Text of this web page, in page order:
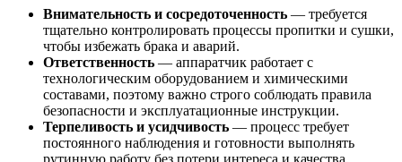
Внимательность и сосредоточенность — требуется
тщательно контролировать процессы пропитки и сушки,
чтобы избежать брака и аварий.
Ответственность — аппаратчик работает с
технологическим оборудованием и химическими
составами, поэтому важно строго соблюдать правила
безопасности и эксплуатационные инструкции.
Терпеливость и усидчивость — процесс требует
постоянного наблюдения и готовности выполнять
рутинную работу без потери интереса и качества.